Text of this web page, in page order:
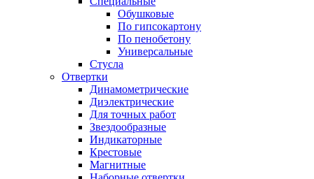
Обушковые
По гипсокартону
По пенобетону
Универсальные
Стусла
Отвертки
Динамометрические
Диэлектрические
Для точных работ
Звездообразные
Индикаторные
Крестовые
Магнитные